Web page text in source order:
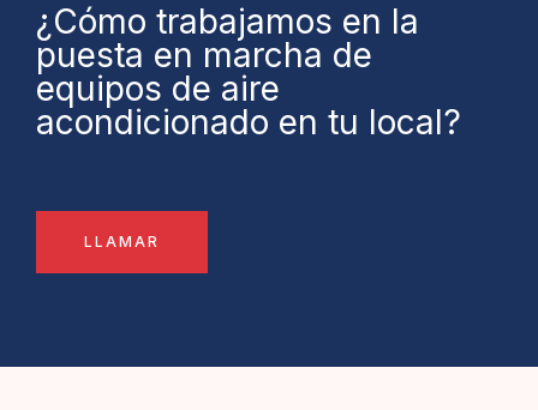
¿Cómo trabajamos en la
puesta en marcha de
equipos de aire
acondicionado en tu local?
LLAMAR